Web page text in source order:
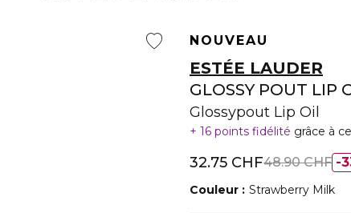
NOUVEAU
ESTÉE LAUDER
GLOSSY POUT LIP
Glossypout Lip Oil
16 points fidélité grâce à
32.75 CHF48.90 CHF
Couleur Strawberry Milk